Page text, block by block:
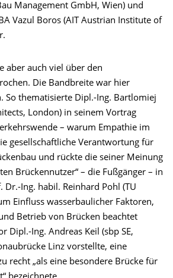
Management GmbH, Wien) und
Vazul Boros (AIT Austrian Institute of
aber auch viel über den
Die Bandbreite war hier
So thematisierte Dipl.-Ing. Bartlomiej
London) in seinem Vortrag
– warum Empathie im
gesellschaftliche Verantwortung für
und rückte die seiner Meinung
Brückennutzer“ – die Fußgänger – in
Ing. habil. Reinhard Pohl (TU
Einfluss wasserbaulicher Faktoren,
Betrieb von Brücken beachtet
Dipl.-Ing. Andreas Keil (sbp SE,
Linz vorstellte, eine
recht „als eine besondere Brücke für